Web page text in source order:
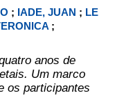
; IADE, JUAN ; LE
;
anos de
Um marco
os participantes